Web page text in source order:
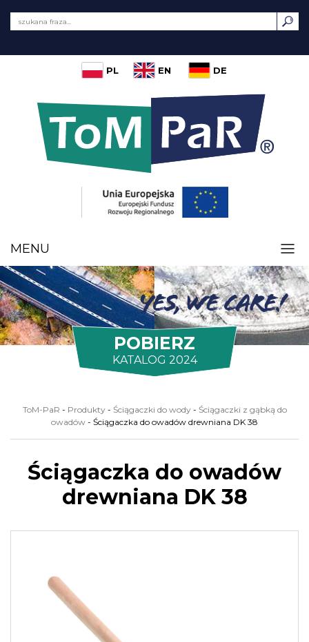
PL EN DE
MENU
POBIERZ
KATALOG 2024
ToM-PaR - Produkty - Ściągaczki do wody - Ściągaczki z gąbką do
owadów - Ściągaczka do owadów drewniana DK 38
Ściągaczka do owadów
drewniana DK 38